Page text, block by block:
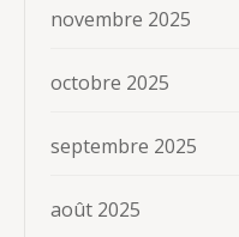
novembre 2025
octobre 2025
septembre 2025
août 2025